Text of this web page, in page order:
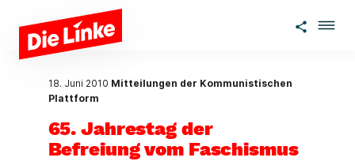
Zum Hauptinhalt springen
18. Juni 2010 Mitteilungen der Kommunistischen
Plattform
65. Jahrestag der
Befreiung vom Faschismus